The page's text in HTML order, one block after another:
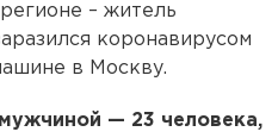
– житель
коронавирусом
в Москву.
— 23 человека,